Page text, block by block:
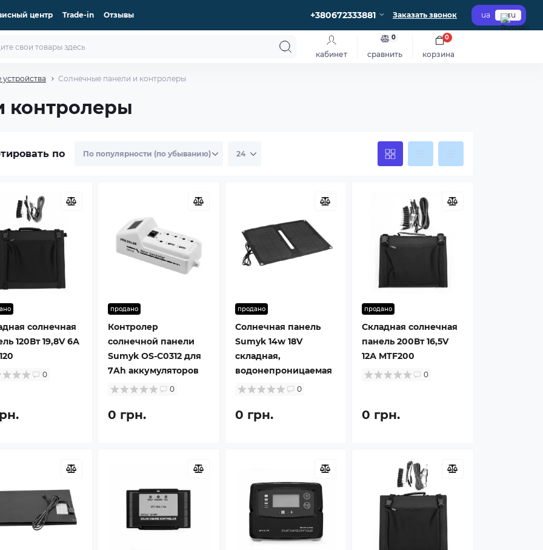
центр Trade-in Отзывы +380672333881 Заказать звонок ua ru
кабинет сравнить
0
корзина
0
Солнечные панели и контролеры
контролеры
по
солнечная
120Вт 19,8V 6А
0
продано
Контролер
солнечной панели
Sumyk OS-C0312 для
7Ah аккумуляторов
0
0 грн.
продано
Солнечная панель
Sumyk 14w 18V
складная,
водонепроницаемая
0
0 грн.
продано
Складная солнечная
панель 200Вт 16,5V
12А MTF200
0
0 грн.